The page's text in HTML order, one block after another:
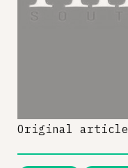
Original article